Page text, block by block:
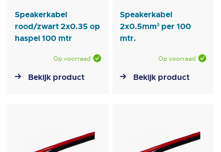
Speakerkabel
rood/zwart 2x0.35 op
haspel 100 mtr
Op voorraad
Bekijk product
Speakerkabel
2x0.5mm² per 100
mtr.
Op voorraad
Bekijk product